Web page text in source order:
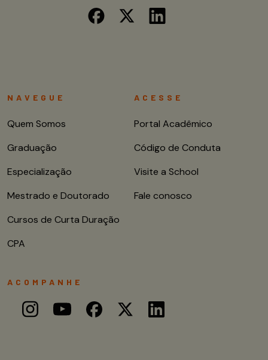
NAVEGUE
Quem Somos
Graduação
Especialização
Mestrado e Doutorado
Cursos de Curta Duração
CPA
ACESSE
Portal Acadêmico
Código de Conduta
Visite a School
Fale conosco
ACOMPANHE